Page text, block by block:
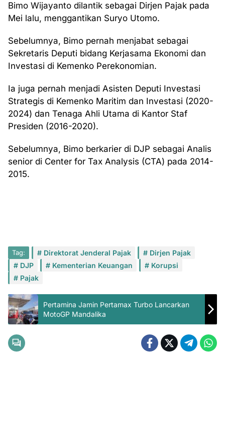
Bimo Wijayanto dilantik sebagai Dirjen Pajak pada
Mei lalu, menggantikan Suryo Utomo.
Sebelumnya, Bimo pernah menjabat sebagai
Sekretaris Deputi bidang Kerjasama Ekonomi dan
Investasi di Kemenko Perekonomian.
Ia juga pernah menjadi Asisten Deputi Investasi
Strategis di Kemenko Maritim dan Investasi (2020-
2024) dan Tenaga Ahli Utama di Kantor Staf
Presiden (2016-2020).
Sebelumnya, Bimo berkarier di DJP sebagai Analis
senior di Center for Tax Analysis (CTA) pada 2014-
2015.
Tag: Direktorat Jenderal Pajak
Dirjen Pajak
DJP
Kementerian Keuangan
Korupsi
Pajak
Pertamina Jamin Pertamax Turbo Lancarkan
MotoGP Mandalika